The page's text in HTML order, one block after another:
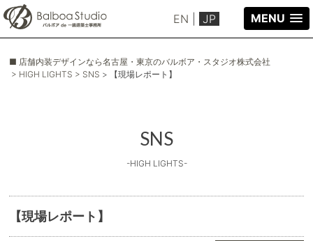
EN JP MENU
■ 店舗内装デザインなら名古屋・東京のバルボア・スタジオ株式会社
> HIGH LIGHTS > SNS > 【現場レポート】
SNS
-HIGH LIGHTS-
【現場レポート】